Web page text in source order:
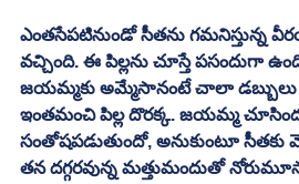
ఎంతసేపటినుండో సీతను గమనిస్తున్న
వచ్చింది. ఈ పిల్లను చూస్తే పసందుగా
జయమ్మకు అమ్మేసానంటే చాలా
ఇంతమంచి పిల్ల దొరక్క. జయమ్మ
సంతోషపడుతుందో, అనుకుంటూ సీతకు
తన దగ్గరవున్న మత్తుమందుతో